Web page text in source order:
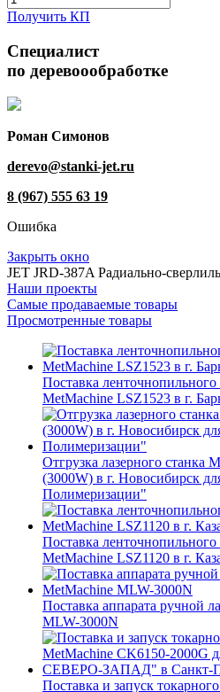
Получить КП
Специалист
по деревоообработке
Роман Симонов
derevo@stanki-jet.ru
8 (967) 555 63 19
Ошибка
Закрыть окно
JET JRD-387A Радиально-
Наши проекты
Самые продаваемые товары
Просмотренные товары
Поставка ленточнопильного
MetMachine LSZ1523 в г.
Отгрузка лазерного станка
(3000W) в г. Новосибирск
Полимеризации"
Поставка ленточнопильного
MetMachine LSZ1120 в г.
Поставка аппарата ручной
MLW-3000N
Поставка и запуск